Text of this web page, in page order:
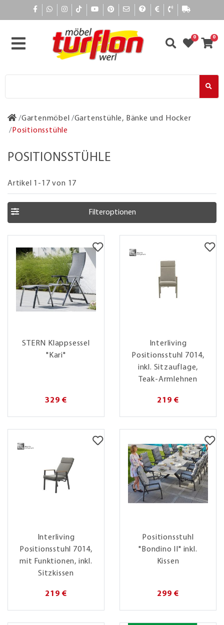
0 0
Gartenmöbel
Gartenstühle, Bänke und Hocker
Positionsstühle
POSITIONSSTÜHLE
Artikel 1-17 von 17
Filteroptionen
STERN Klappsessel
"Kari"
329 €
Interliving
Positionsstuhl 7014,
inkl. Sitzauflage,
Teak-Armlehnen
219 €
Interliving
Positionsstuhl 7014,
mit Funktionen, inkl.
Sitzkissen
219 €
Positionsstuhl
"Bondino II" inkl.
Kissen
299 €